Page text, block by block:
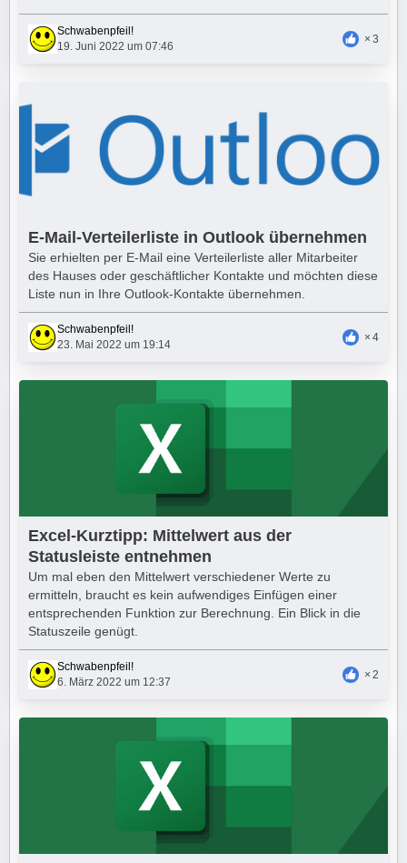
Schwabenpfeil!
19. Juni 2022 um 07:46
3
E-Mail-Verteilerliste in Outlook übernehmen
Sie erhielten per E-Mail eine Verteilerliste aller Mitarbeiter
des Hauses oder geschäftlicher Kontakte und möchten diese
Liste nun in Ihre Outlook-Kontakte übernehmen.
Schwabenpfeil!
23. Mai 2022 um 19:14
4
Excel-Kurztipp: Mittelwert aus der
Statusleiste entnehmen
Um mal eben den Mittelwert verschiedener Werte zu
ermitteln, braucht es kein aufwendiges Einfügen einer
entsprechenden Funktion zur Berechnung. Ein Blick in die
Statuszeile genügt.
Schwabenpfeil!
6. März 2022 um 12:37
2